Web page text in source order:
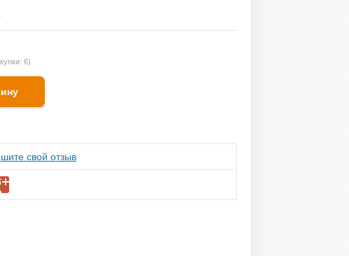
6)
свой отзыв